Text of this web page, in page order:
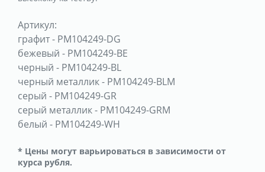
Артикул:
графит- PM104249-DG
бежевый - PM104249-BE
черный - PM104249-BL
черный металлик- PM104249-BLM
серый - PM104249-GR
серый металлик- PM104249-GRM
белый - PM104249-WH
* Цены могут варьироваться в зависимости от
курса рубля.